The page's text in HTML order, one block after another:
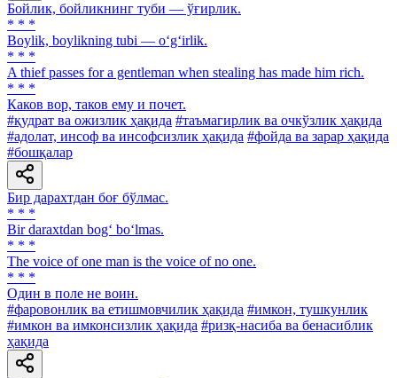
Бойлик, бойликнинг туби — ўғирлик.
* * *
Boylik, boylikning tubi — o‘g‘irlik.
* * *
A thief passes for a gentleman when stealing has made him rich.
* * *
Каков вор, таков ему и почет.
#қудрат ва ожизлик ҳақида #таъмагирлик ва очкўзлик ҳақида
#адолат, инсоф ва инсофсизлик ҳақида #фойда ва зарар ҳақида
#бошқалар
Бир дарахтдан боғ бўлмас.
* * *
Bir daraxtdan bog‘ bo‘lmas.
* * *
The voice of one man is the voice of no one.
* * *
Один в поле не воин.
#фаровонлик ва етишмовчилик ҳақида #имкон, тушкунлик
#имкон ва имконсизлик ҳақида #ризқ-насиба ва бенасиблик
ҳақида